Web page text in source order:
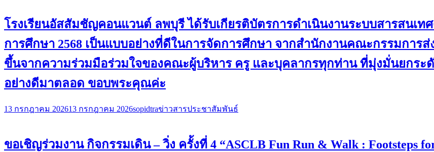
โรงเรียนอัสสัมชัญคอนแวนต์ ลพบุรี ได้รับเกียรติบัตรการดำเนินงานระบบสารสนเ
การศึกษา 2568 เป็นแบบอย่างที่ดีในการจัดการศึกษา จากสำนักงานคณะกรรมการส่
ขึ้นจากความร่วมมือร่วมใจของคณะผู้บริหาร ครู และบุคลากรทุกท่าน ที่มุ่งมั่นยกระดั
อย่างดีมาตลอด ขอบพระคุณค่ะ
13 กรกฎาคม 202613 กรกฎาคม 2026sopidtraข่าวสารประชาสัมพันธ์
ขอเชิญร่วมงาน กิจกรรมเดิน – วิ่ง ครั้งที่ 4 “ASCLB Fun Run & Walk : Footsteps